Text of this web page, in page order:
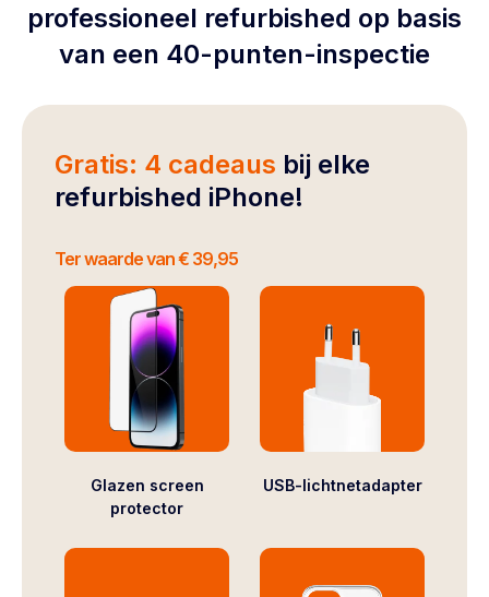
professioneel refurbished op basis
van een 40-punten-inspectie
Gratis: 4 cadeaus bij elke
refurbished iPhone!
Ter waarde van € 39,95
Glazen screen
protector
USB-lichtnetadapter